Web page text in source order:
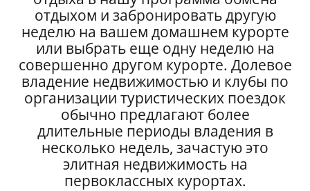
отдыхом и забронировать другую
неделю на вашем домашнем курорте
или выбрать еще одну неделю на
совершенно другом курорте. Долевое
владение недвижимостью и клубы по
организации туристических поездок
обычно предлагают более
длительные периоды владения в
несколько недель, зачастую это
элитная недвижимость на
первоклассных курортах.